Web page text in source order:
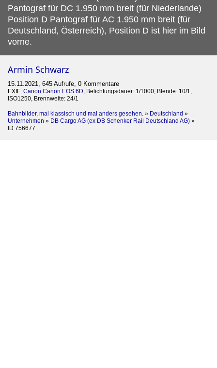
Pantograf für DC 1.950 mm breit (für Niederlande)
Position D Pantograf für AC 1.950 mm breit (für
Deutschland, Österreich), Position D ist hier im Bild
vorne.
Armin Schwarz
15.11.2021, 645 Aufrufe, 0 Kommentare
EXIF: Canon Canon EOS 6D, Belichtungsdauer: 1/1000, Blende: 10/1,
ISO1250, Brennweite: 24/1
Bahnbilder, mal klassisch und mal anders gesehen. » Deutschland »
Unternehmen » DB Cargo AG (ex DB Schenker Rail Deutschland AG) »
ID 756677